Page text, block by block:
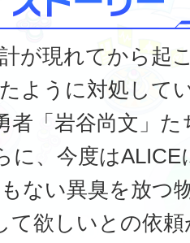
が現れてから起
ように対処して
者「岩谷尚文」た
に、今度はALICE
ない異臭を放つ
て欲しいとの依